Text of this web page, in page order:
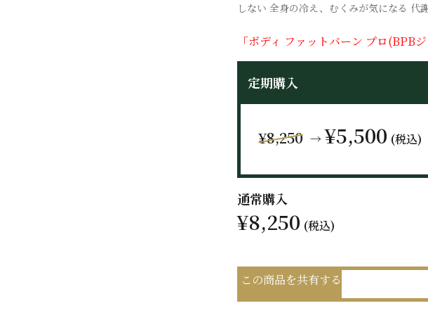
しない 全身の冷え、むくみが気になる 代
「ボディ ファットバーン プロ(BPB
定期購入
¥8,250 → ¥5,500 (税込)
通常購入
¥8,250 (税込)
この商品を共有する